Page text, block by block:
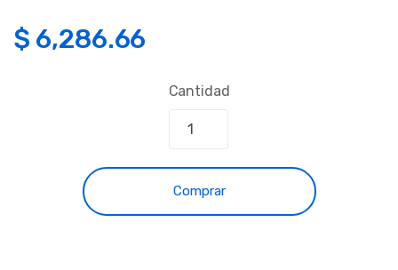
$ 6,286.66
Cantidad
Comprar